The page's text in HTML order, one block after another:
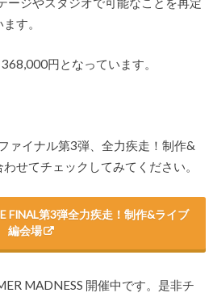
す。
円となっています。
ァイナル第3弾、全力疾走！制作&
せてチェックしてみてください。
FINAL第3弾全力疾走！制作&ライブ
編会場
MADNESS 開催中です。是非チ